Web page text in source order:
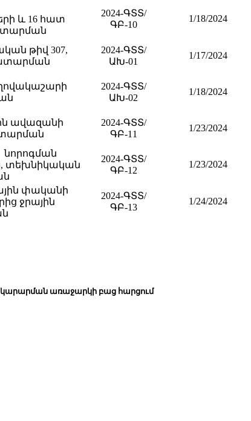
և 16 հատ
2024-ԳՏՏ/
ԳԲ-10
1/18/2024
թիվ 307,
2024-ԳՏՏ/
ԱԽ-01
1/17/2024
2024-ԳՏՏ/
ԱԽ-02
1/18/2024
ավազանի
2024-ԳՏՏ/
ԳԲ-11
1/23/2024
տեխնիկական
2024-ԳՏՏ/
ԳԲ-12
1/23/2024
փականի
ջրային
2024-ԳՏՏ/
ԳԲ-13
1/24/2024
առաջարկի բաց հարցում